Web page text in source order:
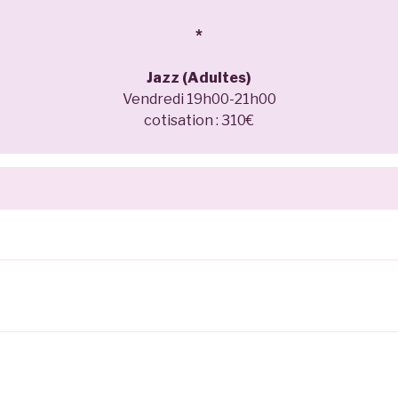
*
Jazz (Adultes)
Vendredi 19h00-21h00
cotisation : 310€